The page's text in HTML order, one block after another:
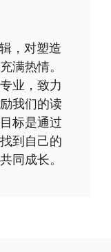
，对塑造
满热情。
业，致力
我们的读
标是通过
到自己的
同成长。